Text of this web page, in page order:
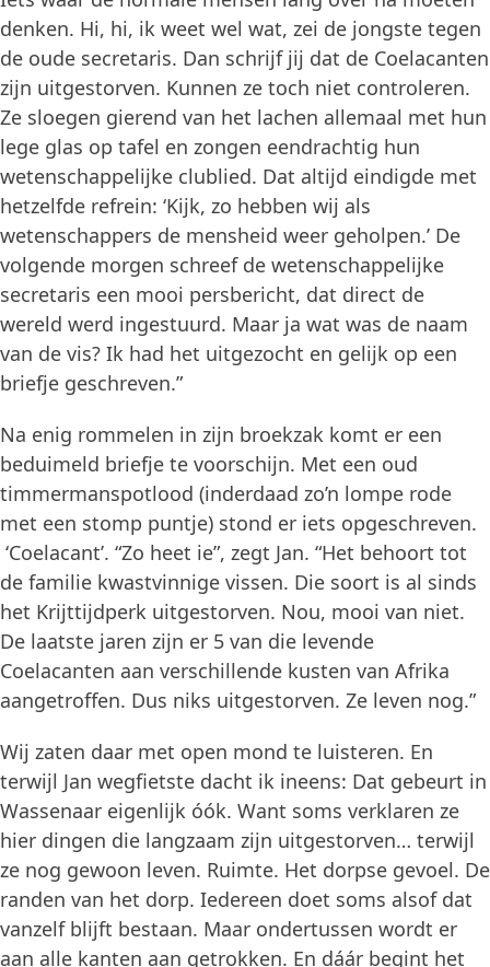
denken. Hi, hi, ik weet wel wat, zei de jongste tegen
de oude secretaris. Dan schrijf jij dat de Coelacanten
zijn uitgestorven. Kunnen ze toch niet controleren.
Ze sloegen gierend van het lachen allemaal met hun
lege glas op tafel en zongen eendrachtig hun
wetenschappelijke clublied. Dat altijd eindigde met
hetzelfde refrein: ‘Kijk, zo hebben wij als
wetenschappers de mensheid weer geholpen.’ De
volgende morgen schreef de wetenschappelijke
secretaris een mooi persbericht, dat direct de
wereld werd ingestuurd. Maar ja wat was de naam
van de vis? Ik had het uitgezocht en gelijk op een
briefje geschreven.”
Na enig rommelen in zijn broekzak komt er een
beduimeld briefje te voorschijn. Met een oud
timmermanspotlood (inderdaad zo’n lompe rode
met een stomp puntje) stond er iets opgeschreven.
‘Coelacant’. “Zo heet ie”, zegt Jan. “Het behoort tot
de familie kwastvinnige vissen. Die soort is al sinds
het Krijttijdperk uitgestorven. Nou, mooi van niet.
De laatste jaren zijn er 5 van die levende
Coelacanten aan verschillende kusten van Afrika
aangetroffen. Dus niks uitgestorven. Ze leven nog.”
Wij zaten daar met open mond te luisteren. En
terwijl Jan wegfietste dacht ik ineens: Dat gebeurt in
Wassenaar eigenlijk óók. Want soms verklaren ze
hier dingen die langzaam zijn uitgestorven… terwijl
ze nog gewoon leven. Ruimte. Het dorpse gevoel. De
randen van het dorp. Iedereen doet soms alsof dat
vanzelf blijft bestaan. Maar ondertussen wordt er
aan alle kanten aan getrokken. En dáár begint het